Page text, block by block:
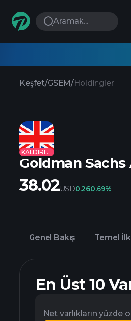
Aramak...
Keşfet/GSEM/Holdingler
KALDIRILDI
Goldman
38.02USD0.260.69%
Genel Bakış Temel
En Üst 10
Net varlıkların yüzde